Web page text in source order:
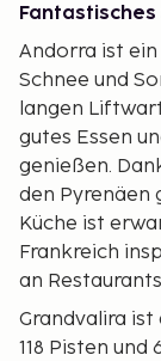
Andorra ist
Schnee und
langen
gutes Essen
genießen.
den Pyrenäen
Küche ist
Frankreich
an
Grandvalira
118 Pisten